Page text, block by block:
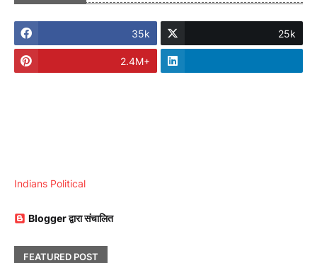
35k 25k
2.4M+
Indians Political
Blogger द्वारा संचालित
FEATURED POST